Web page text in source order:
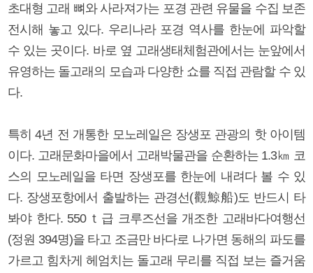
초대형 고래 뼈와 사라져가는 포경 관련 유물을 수집 보존
전시해 놓고 있다. 우리나라 포경 역사를 한눈에 파악할
수 있는 곳이다. 바로 옆 고래생태체험관에서는 눈앞에서
유영하는 돌고래의 모습과 다양한 쇼를 직접 관람할 수 있
다.
특히 4년 전 개통한 모노레일은 장생포 관광의 핫 아이템
이다. 고래문화마을에서 고래박물관을 순환하는 1.3㎞ 코
스의 모노레일을 타면 장생포를 한눈에 내려다 볼 수 있
다. 장생포항에서 출발하는 관경선(觀鯨船)도 반드시 타
봐야 한다. 550ｔ급 크루즈선을 개조한 고래바다여행선
(정원 394명)을 타고 조금만 바다로 나가면 동해의 파도를
가르고 힘차게 헤엄치는 돌고래 무리를 직접 보는 즐거움